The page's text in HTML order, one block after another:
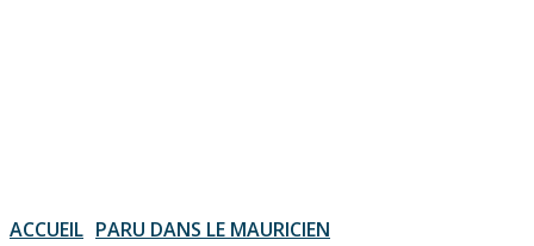
ACCUEIL PARU DANS LE MAURICIEN